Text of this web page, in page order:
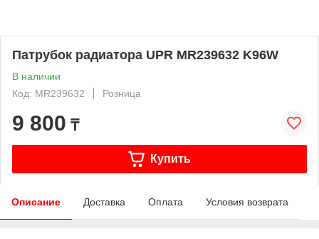
Патрубок радиатора UPR MR239632 K96W
В наличии
Код: MR239632
Розница
9 800 ₸
Купить
Описание Доставка Оплата Условия возврата